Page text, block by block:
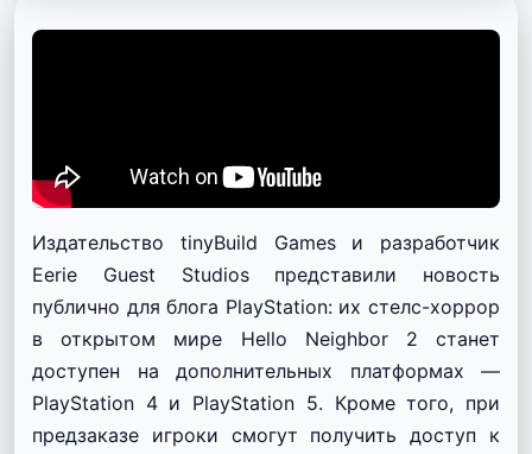
Издательство tinyBuild Games и разработчик
Eerie Guest Studios представили новость
публично для блога PlayStation: их стелс-хоррор
в открытом мире Hello Neighbor 2 станет
доступен на дополнительных платформах —
PlayStation 4 и PlayStation 5. Кроме того, при
предзаказе игроки смогут получить доступ к